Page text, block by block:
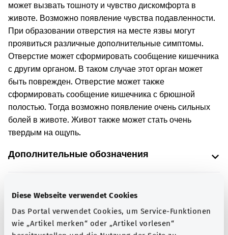
Diese Webseite verwendet Cookies
Das Portal verwendet Cookies, um Service-Funktionen
wie „Artikel merken“ oder „Artikel vorlesen“
может вызвать тошноту и чувство дискомфорта в
животе. Возможно появление чувства подавленности.
При образовании отверстия на месте язвы могут
проявиться различные дополнительные симптомы.
Отверстие может сформировать сообщение кишечника
с другим органом. В таком случае этот орган может
быть поврежден. Отверстие может также
сформировать сообщение кишечника с брюшной
полостью. Тогда возможно появление очень сильных
болей в животе. Живот также может стать очень
твердым на ощупь.
Дополнительные обозначения
Указание